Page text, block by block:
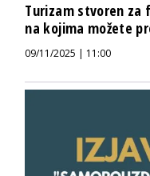
Turizam stvoren za
na kojima možete
09/11/2025 | 11:00